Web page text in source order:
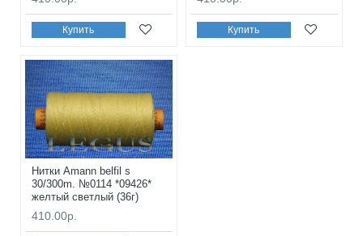
Купить Купить
Нитки Amann belfil s
30/300m. №0114 *09426*
желтый светлый (36г)
410.00р.